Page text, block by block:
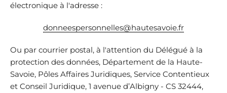
électronique à l'adresse :
donneespersonnelles@hautesavoie.fr
Ou par courrier postal, à l'attention du Délégué à la
protection des données, Département de la Haute-
Savoie, Pôles Affaires Juridiques, Service Contentieux
et Conseil Juridique, 1 avenue d’Albigny - CS 32444,